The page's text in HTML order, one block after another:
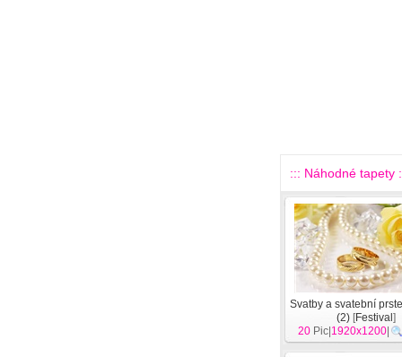
::: Náhodné tapety
Svatby a svatební
(2) [Festival ]
20 Pic| 1920x1200